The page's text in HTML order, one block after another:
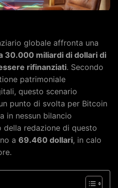
globale affronta una
30.000 miliardi di dollari di
rifinanziati. Secondo
patrimoniale
questo scenario
punto di svolta per Bitcoin
in nessun bilancio
redazione di questo
a 69.460 dollari, in calo